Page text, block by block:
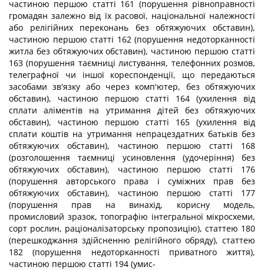
частиною першою статті 161 (порушення рівноправності
громадян залежно від їх расової, національної належності
або релігійних переконань без обтяжуючих обставин),
частиною першою статті 162 (порушення недоторканності
житла без обтяжуючих обставин), частиною першою статті
163 (порушення таємниці листування, телефонних розмов,
телеграфної чи іншої кореспонденції, що передаються
засобами зв'язку або через комп'ютер, без обтяжуючих
обставин), частиною першою статті 164 (ухилення від
сплати аліментів на утримання дітей без обтяжуючих
обставин), частиною першою статті 165 (ухилення від
сплати коштів на утримання непрацездатних батьків без
обтяжуючих обставин), частиною першою статті 168
(розголошення таємниці усиновлення (удочеріння) без
обтяжуючих обставин), частиною першою статті 176
(порушення авторського права і суміжних прав без
обтяжуючих обставин), частиною першою статті 177
(порушення прав на винахід, корисну модель,
промисловий зразок, топографію інтегральної мікросхеми,
сорт рослин, раціоналізаторську пропозицію), статтею 180
(перешкоджання здійсненню релігійного обряду), статтею
182 (порушення недоторканності приватного життя),
частиною першою статті 194 (умис-